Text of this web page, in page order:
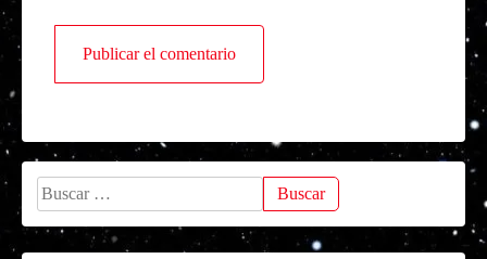
Buscar: